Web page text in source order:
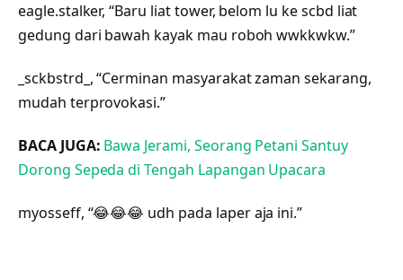
eagle.stalker, “Baru liat tower, belom lu ke scbd liat
gedung dari bawah kayak mau roboh wwkkwkw.”
_sckbstrd_, “Cerminan masyarakat zaman sekarang,
mudah terprovokasi.”
BACA JUGA: Bawa Jerami, Seorang Petani Santuy
Dorong Sepeda di Tengah Lapangan Upacara
myosseff, “😂😂😂 udh pada laper aja ini.”